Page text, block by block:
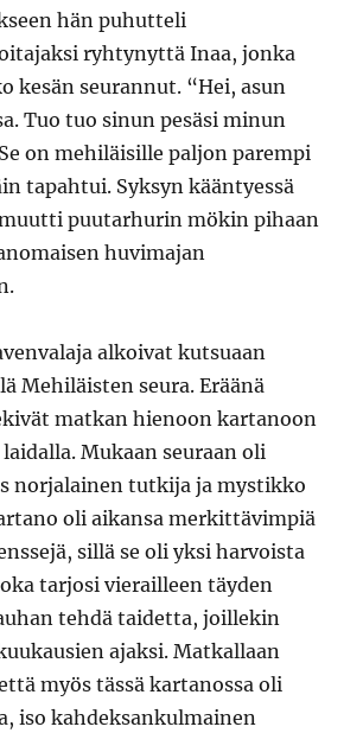
hän puhutteli
ryhtynyttä Inaa, jonka
kesän seurannut. “Hei, asun
Tuo tuo sinun pesäsi minun
on mehiläisille paljon parempi
tapahtui. Syksyn kääntyessä
puutarhurin mökin pihaan
huvimajan
alkoivat kutsuaan
Mehiläisten seura. Eräänä
matkan hienoon kartanoon
Mukaan seuraan oli
norjalainen tutkija ja mystikko
oli aikansa merkittävimpiä
sillä se oli yksi harvoista
tarjosi vierailleen täyden
tehdä taidetta, joillekin
ajaksi. Matkallaan
myös tässä kartanossa oli
iso kahdeksankulmainen